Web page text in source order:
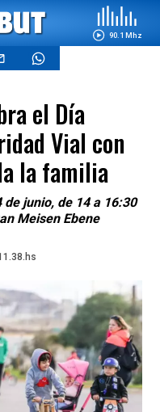
90.1 Mhz
el Día
Vial con
la familia
junio, de 14 a 16:30
Meisen Ebene